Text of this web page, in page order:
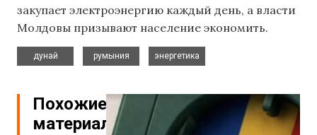
закупает электроэнергию каждый день, а власти
Молдовы призывают население экономить.
дунай
румыния
энергетика
Похожие
материалы